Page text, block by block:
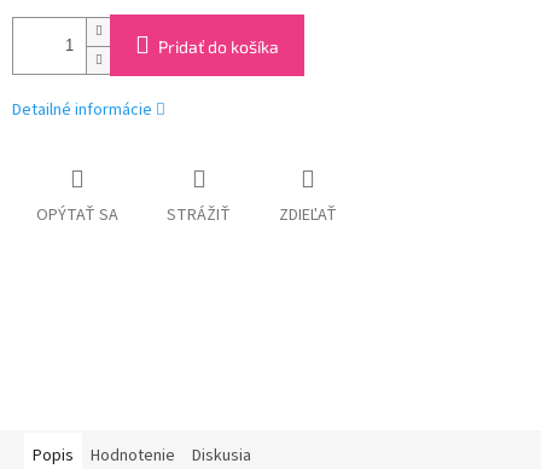
Pridať do košíka
Detailné informácie
OPÝTAŤ SA STRÁŽIŤ ZDIEĽAŤ
Popis Hodnotenie Diskusia